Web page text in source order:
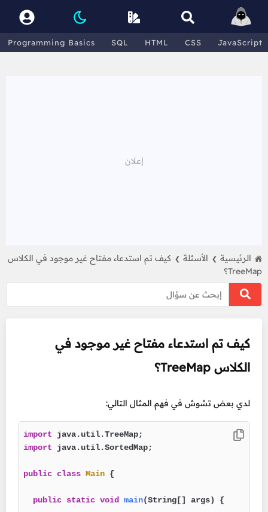
Programming Basics SQL HTML CSS JavaScript
الرئيسية ❯ الأسئلة ❯
كيف تم استدعاء مفتاح غير موجود في الكلاس
TreeMap؟
كيف تم استدعاء مفتاح غير موجود في
الكلاس TreeMap؟
لدي بعض تشوش في فهم المثال التالي:
import
import java.util.SortedMap;
public class Main {
public static void main(String[] args) {